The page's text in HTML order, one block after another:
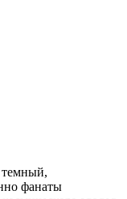
темный,
фанаты